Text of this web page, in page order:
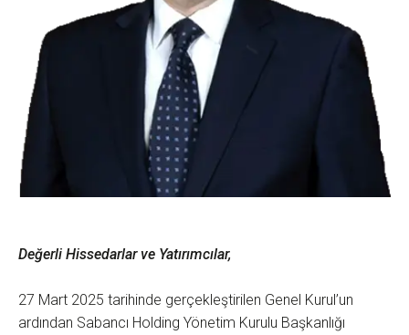
Değerli Hissedarlar ve Yatırımcılar,
27 Mart 2025 tarihinde gerçekleştirilen Genel Kurul’un
ardından Sabancı Holding Yönetim Kurulu Başkanlığı